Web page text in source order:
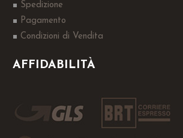
Spedizione
Pagamento
Condizioni di Vendita
AFFIDABILITÀ